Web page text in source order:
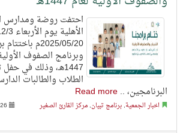
احتفت روضة ومدارس
2025/05/20م
وبرنامج الصفوف
1447هـ، وذلك في
الطلاب والطالبات
البرنامجين، ..Read more
اخبار الجمعية, برنامج تبيان, مركز القارئ الصغير